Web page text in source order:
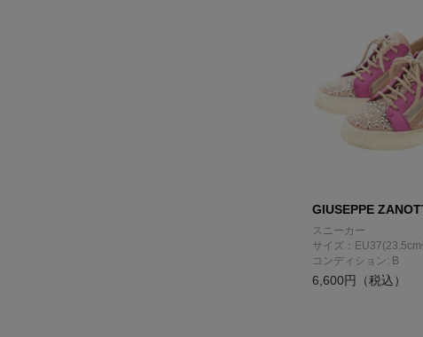
GIUSEPPE
スニーカー
サイズ：EU37(23.5cm
コンディション: B
6,600円（税込）